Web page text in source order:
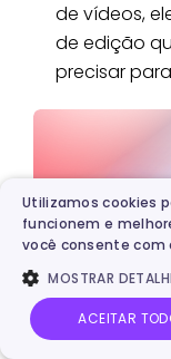
de vídeos,
de edição
precisar
Utilizamos cookies
funcionem e
você consente com
MOSTRAR
ACEITAR